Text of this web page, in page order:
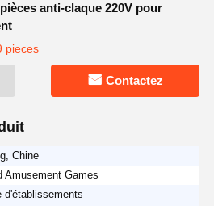
anti-claque 220V pour
pieces
Contactez
Chine
Amusement Games
d'établissements